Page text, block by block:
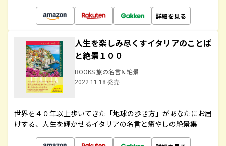
詳細を見る
人生を楽しみ尽くすイタリアのことば
と絶景１００
BOOKS 旅の名言＆絶景
2022.11.18 発売
世界を４０年以上歩いてきた「地球の歩き方」があなたにお届
けする、人生を輝かせるイタリアの名言と癒やしの絶景集